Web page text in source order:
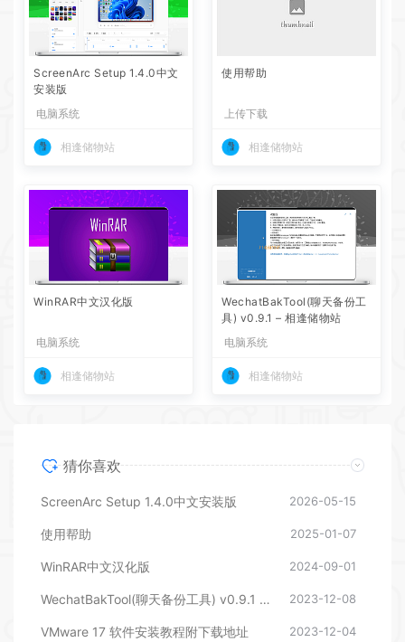
ScreenArc Setup 1.4.0中文
安装版
电脑系统
相逢储物站
使用帮助
上传下载
相逢储物站
WinRAR中文汉化版
电脑系统
相逢储物站
WechatBakTool(聊天备份工
具) v0.9.1 – 相逢储物站
电脑系统
相逢储物站
猜你喜欢
ScreenArc Setup 1.4.0中文安装版 2026-05-15
使用帮助 2025-01-07
WinRAR中文汉化版 2024-09-01
WechatBakTool(聊天备份工具) v0.9.1 – 相逢储物站 2023-12-08
VMware 17 软件安装教程附下载地址 2023-12-04